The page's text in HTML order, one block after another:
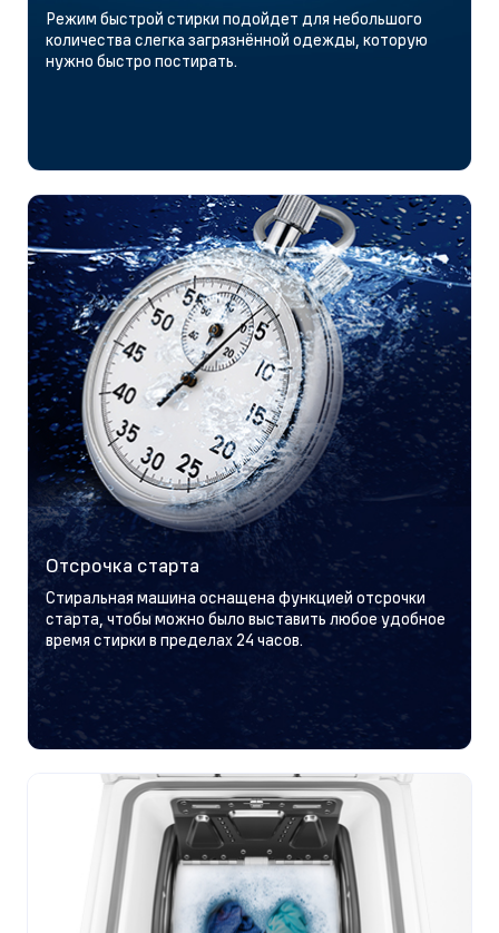
Режим быстрой стирки подойдет для небольшого
количества слегка загрязнённой одежды, которую
нужно быстро постирать.
Отсрочка старта
Стиральная машина оснащена функцией отсрочки
старта, чтобы можно было выставить любое удобное
время стирки в пределах 24 часов.